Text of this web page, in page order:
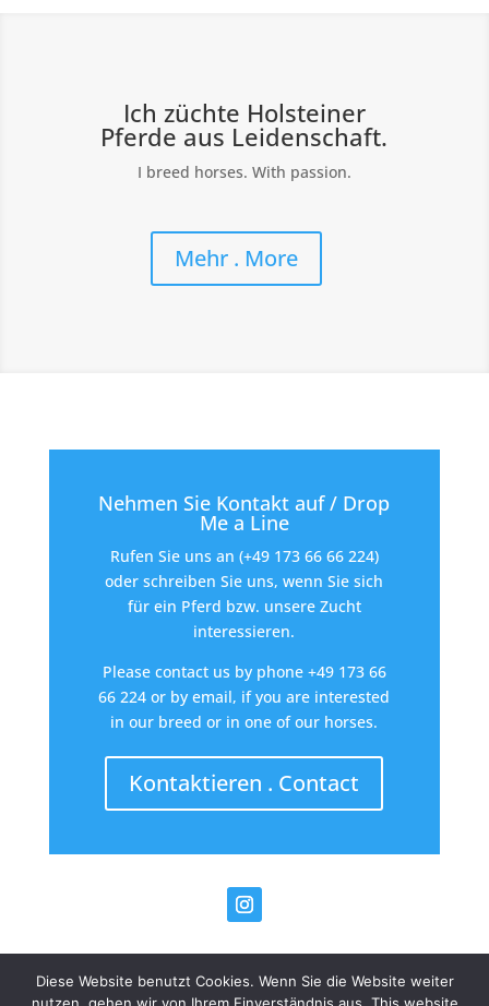
Ich züchte Holsteiner
Pferde aus Leidenschaft.
I breed horses. With passion.
Mehr . More
Nehmen Sie Kontakt auf / Drop
Me a Line
Rufen Sie uns an (+49 173 66 66 224)
oder schreiben Sie uns, wenn Sie sich
für ein Pferd bzw. unsere Zucht
interessieren.
Please contact us by phone +49 173 66
66 224 or by email, if you are interested
in our breed or in one of our horses.
Kontaktieren . Contact
Diese Website benutzt Cookies. Wenn Sie die Website weiter